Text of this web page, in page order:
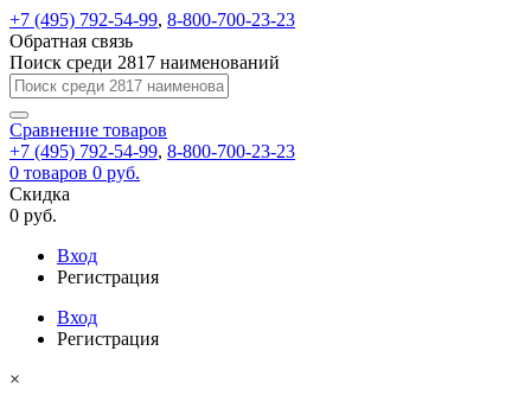
+7 (495) 792-54-99, 8-800-700-23-23
Обратная связь
Поиск среди 2817 наименований
Сравнение товаров
+7 (495) 792-54-99, 8-800-700-23-23
0 товаров 0 руб.
Скидка
0 руб.
Вход
Регистрация
Вход
Регистрация
×